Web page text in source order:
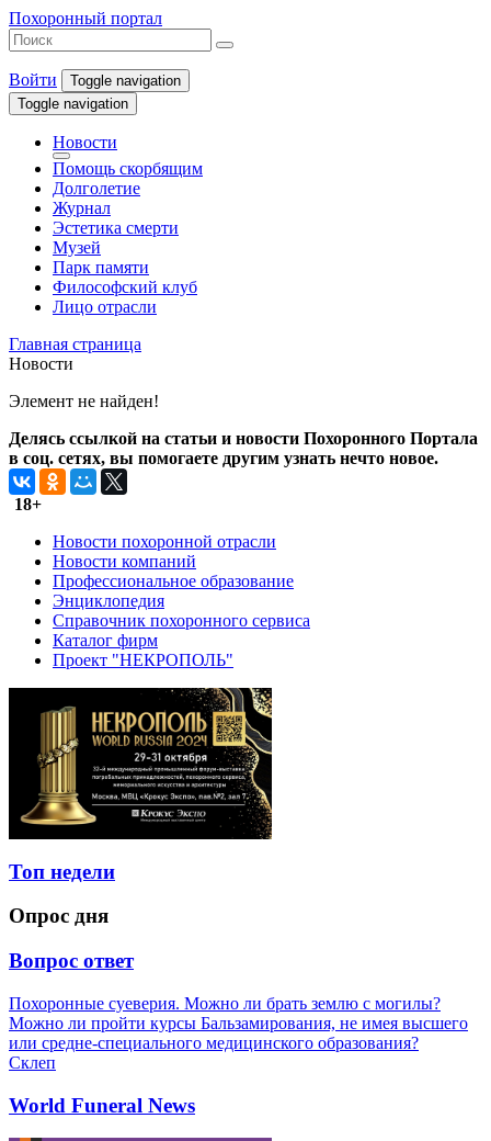
Похоронный портал
Войти
Toggle navigation
Toggle navigation
Новости
Помощь скорбящим
Долголетие
Журнал
Эстетика смерти
Музей
Парк памяти
Философский клуб
Лицо отрасли
Главная страница
Новости
Элемент не найден!
Делясь ссылкой на статьи и новости Похоронного Портала
в соц. сетях, вы помогаете другим узнать нечто новое.
18+
Новости похоронной отрасли
Новости компаний
Профессиональное образование
Энциклопедия
Справочник похоронного сервиса
Каталог фирм
Проект "НЕКРОПОЛЬ"
Топ недели
Опрос дня
Вопрос ответ
Похоронные суеверия. Можно ли брать землю с могилы?
Можно ли пройти курсы Бальзамирования, не имея высшего
или средне-специального медицинского образования?
Склеп
World Funeral News